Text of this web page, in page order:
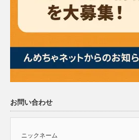
お問い合わせ
ニックネーム